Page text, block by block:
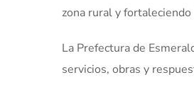
zona rural y
La Prefectura de
servicios, obras y